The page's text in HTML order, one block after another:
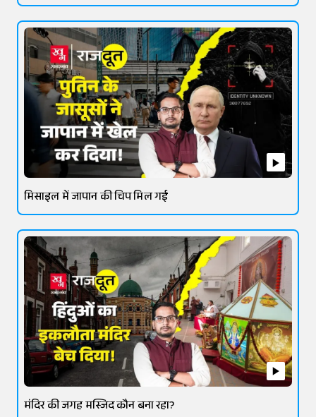
मिसाइल में जापान की चिप मिल गई
मंदिर की जगह मस्जिद कौन बना रहा?